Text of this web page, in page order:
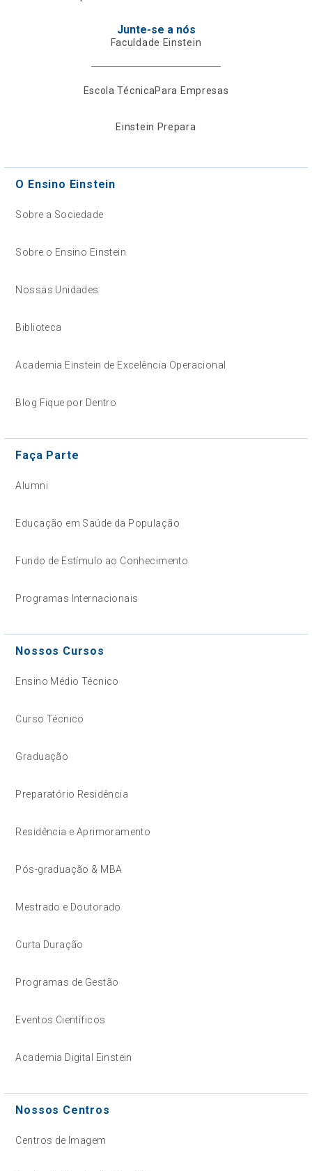
Junte-se a nós
Faculdade Einstein
Escola TécnicaPara Empresas
Einstein Prepara
O Ensino Einstein
Sobre a Sociedade
Sobre o Ensino Einstein
Nossas Unidades
Biblioteca
Academia Einstein de Excelência Operacional
Blog Fique por Dentro
Faça Parte
Alumni
Educação em Saúde da População
Fundo de Estímulo ao Conhecimento
Programas Internacionais
Nossos Cursos
Ensino Médio Técnico
Curso Técnico
Graduação
Preparatório Residência
Residência e Aprimoramento
Pós-graduação & MBA
Mestrado e Doutorado
Curta Duração
Programas de Gestão
Eventos Científicos
Academia Digital Einstein
Nossos Centros
Centros de Imagem